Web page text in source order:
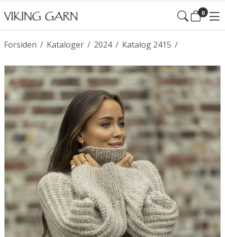
0
/
Forsiden /
Kataloger /
2024 /
Katalog 2415